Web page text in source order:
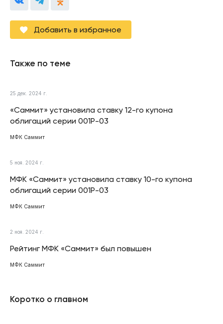
Добавить в избранное
Также по теме
25 дек. 2024 г.
«Саммит» установила ставку 12-го купона
облигаций серии 001Р-03
МФК Саммит
5 ноя. 2024 г.
МФК «Саммит» установила ставку 10-го купона
облигаций серии 001Р-03
МФК Саммит
2 ноя. 2024 г.
Рейтинг МФК «Саммит» был повышен
МФК Саммит
Коротко о главном